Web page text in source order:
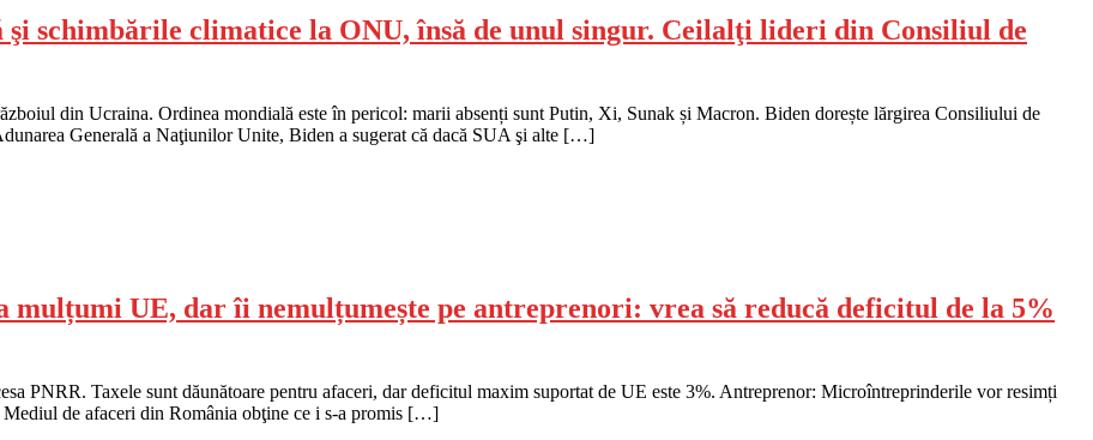
şi schimbările climatice la ONU, însă de unul singur. Ceilalţi lideri din Consiliul de
din Ucraina. Ordinea mondială este în pericol: marii absenți sunt Putin, Xi, Sunak și Macron. Biden dorește lărgirea Consiliului de
Generală a Naţiunilor Unite, Biden a sugerat că dacă SUA şi alte […]
mulțumi UE, dar îi nemulțumește pe antreprenori: vrea să reducă deficitul de la 5%
PNRR. Taxele sunt dăunătoare pentru afaceri, dar deficitul maxim suportat de UE este 3%. Antreprenor: Microîntreprinderile vor resimți
de afaceri din România obţine ce i s-a promis […]